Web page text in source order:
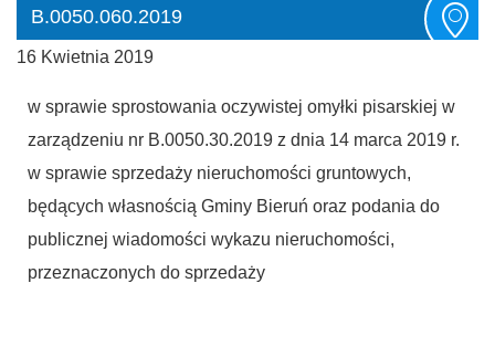
B.0050.060.2019
16 Kwietnia 2019
w sprawie sprostowania oczywistej omyłki pisarskiej w
zarządzeniu nr B.0050.30.2019 z dnia 14 marca 2019 r.
w sprawie sprzedaży nieruchomości gruntowych,
będących własnością Gminy Bieruń oraz podania do
publicznej wiadomości wykazu nieruchomości,
przeznaczonych do sprzedaży